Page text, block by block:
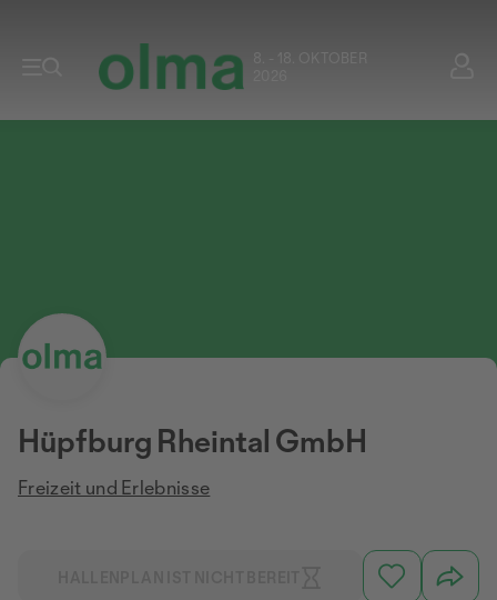
8. - 18. OKTOBER
Hüpfburg Rheintal GmbH
Freizeit und Erlebnisse